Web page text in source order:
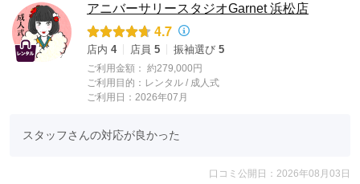
アニバーサリースタジオGarnet 浜松店
4.7
店内 4 店員 5 振袖選び 5
ご利用金額： 約279,000円
ご利用目的： レンタル / 成人式
ご利用日：2026年07月
スタッフさんの対応が良かった
口コミ公開日：2026年08月03日